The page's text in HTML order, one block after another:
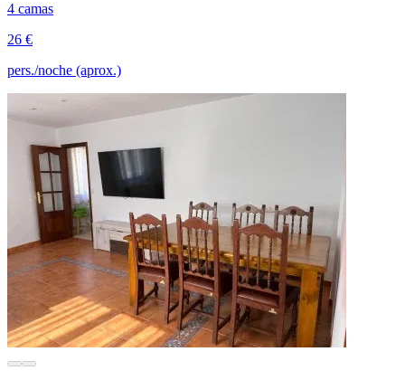
4 camas
26 €
pers./noche (aprox.)